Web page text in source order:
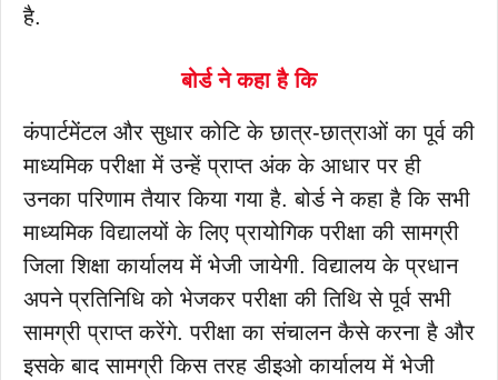
है.
बोर्ड ने कहा है कि
कंपार्टमेंटल और सुधार कोटि के छात्र-छात्राओं का पूर्व की
माध्यमिक परीक्षा में उन्हें प्राप्त अंक के आधार पर ही
उनका परिणाम तैयार किया गया है. बोर्ड ने कहा है कि सभी
माध्यमिक विद्यालयों के लिए प्रायोगिक परीक्षा की सामग्री
जिला शिक्षा कार्यालय में भेजी जायेगी. विद्यालय के प्रधान
अपने प्रतिनिधि को भेजकर परीक्षा की तिथि से पूर्व सभी
सामग्री प्राप्त करेंगे. परीक्षा का संचालन कैसे करना है और
इसके बाद सामग्री किस तरह डीइओ कार्यालय में भेजी